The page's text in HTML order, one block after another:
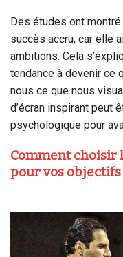
Des études ont
succès accru, car elle
ambitions. Cela
tendance à devenir ce
nous ce que nous
d’écran inspirant peut
psychologique pour
Comment choisir
pour vos objectifs